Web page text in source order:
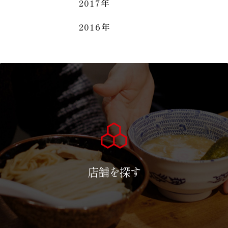
2017年
2016年
店舗を探す